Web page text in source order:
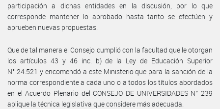
participación a dichas entidades en la discusión, por lo que
corresponde mantener lo aprobado hasta tanto se efectúen y
aprueben nuevas propuestas.
Que de tal manera el Consejo cumplió con la facultad que le otorgan
los artículos 43 y 46 inc. b) de la Ley de Educación Superior
N° 24.521 y encomendó a este Ministerio que para la sanción de la
norma correspondiente a cada uno o a todos los títulos abordados
en el Acuerdo Plenario del CONSEJO DE UNIVERSIDADES N° 239
aplique la técnica legislativa que considere más adecuada.